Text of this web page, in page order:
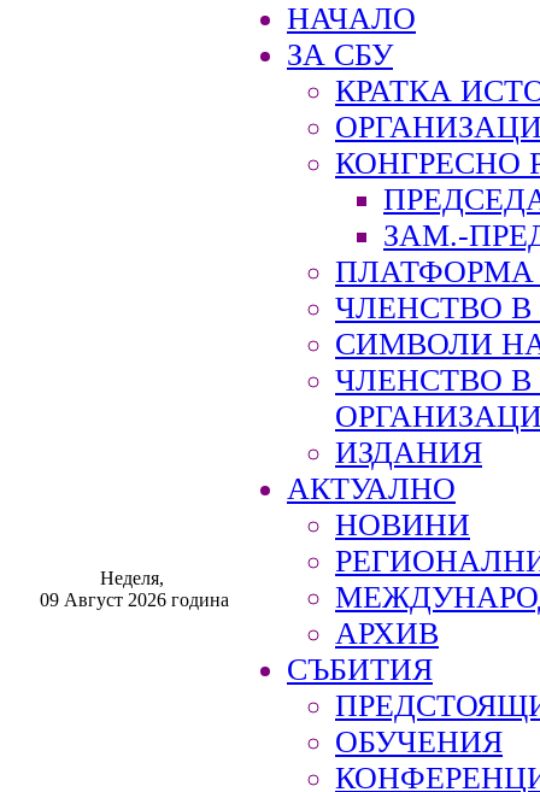
Неделя,
09 Август 2026 година
НАЧАЛО
ЗА СБУ
КРАТКА
КОНГРЕСНО
ЗАМ.-
ПЛАТФОРМА
ЧЛЕНСТВО В
СИМВОЛИ
ЧЛЕНСТВО
ИЗДАНИЯ
АКТУАЛНО
НОВИНИ
АРХИВ
СЪБИТИЯ
ОБУЧЕНИЯ